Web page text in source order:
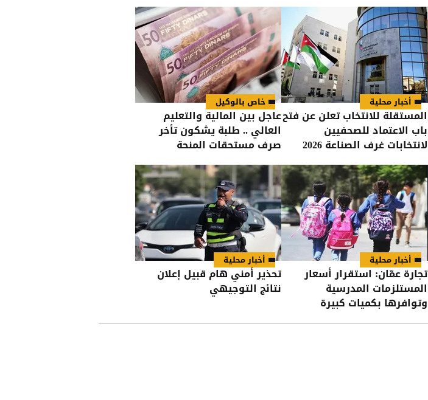
أخبار محلية
المستقلة للانتخاب تعلن عن فتح
باب الاعتماد للصحفيين
لانتخابات غرف الصناعة 2026
خاص بالوكيل
عاجل بين المالية والتعليم
العالي .. طلبة يشكون تأخر
صرف مستحقات المنحة
أخبار محلية
تجارة عمّان: استقرار أسعار
المستلزمات المدرسية
وتوافرها بكميات كبيرة
أخبار محلية
تحذير أمني هام قبيل إعلان
نتائج التوجيهي